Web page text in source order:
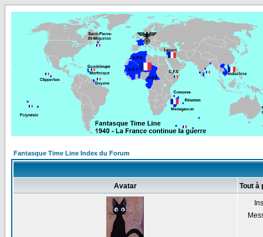
Fantasque Time Line Index du Forum
Avatar Tout à